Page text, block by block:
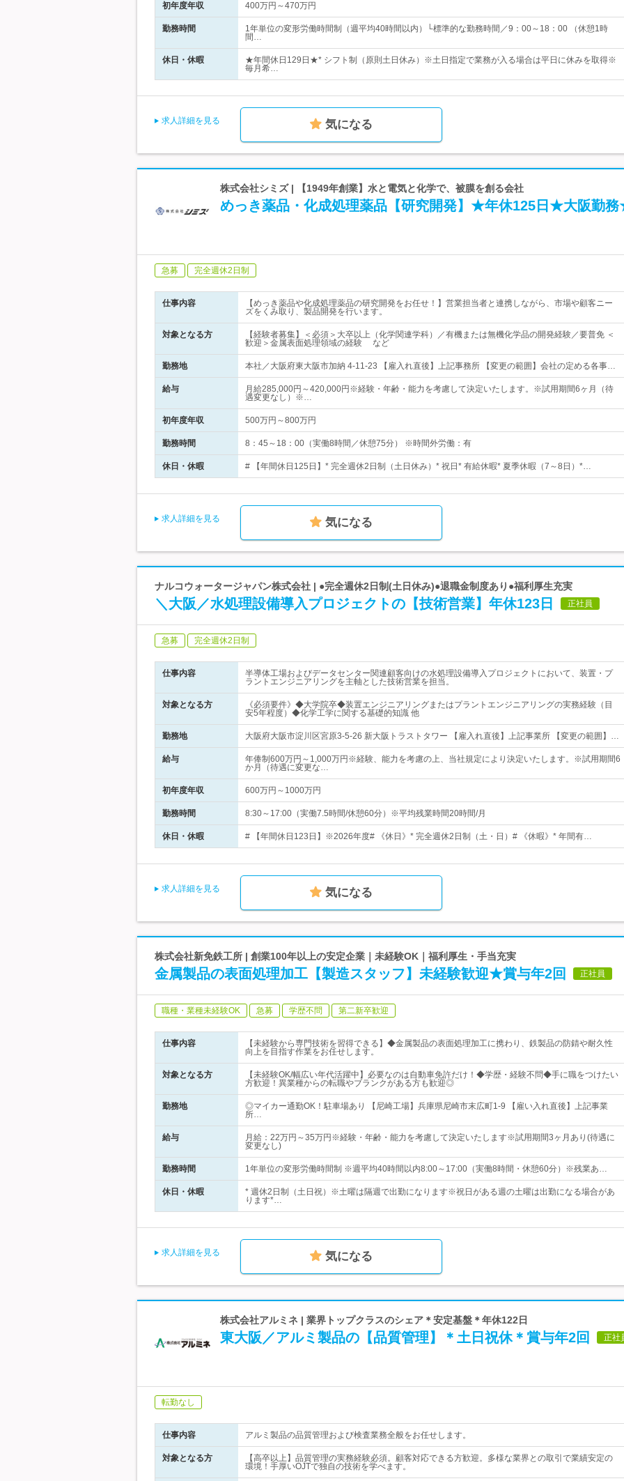
初年度年収 400万円～470万円
勤務時間
1年単位の変形労働時間制（週平均40時間以内）└標準的な勤務時間／9：00～18：00 （休憩1時
間…
休日・休暇
★年間休日129日★* シフト制（原則土日休み）※土日指定で業務が入る場合は平日に休みを取得※
毎月希…
求人詳細を見る 気になる
株式会社シミズ | 【1949年創業】水と電気と化学で、被膜を創る会社
めっき薬品・化成処理薬品【研究開発】★年休125日★大阪勤
急募 完全週休2日制
仕事内容
【めっき薬品や化成処理薬品の研究開発をお任せ！】営業担当者と連携しながら、市場や顧客ニー
ズをくみ取り、製品開発を行います。
対象となる方
【経験者募集】＜必須＞大卒以上（化学関連学科）／有機または無機化学品の開発経験／要普免 ＜
歓迎＞金属表面処理領域の経験 など
勤務地 本社／大阪府東大阪市加納 4-11-23 【雇入れ直後】上記事務所 【変更の範囲】会社の定める各事…
給与
月給285,000円～420,000円※経験・年齢・能力を考慮して決定いたします。※試用期間6ヶ月（待
遇変更なし）※…
初年度年収 500万円～800万円
勤務時間 8：45～18：00（実働8時間／休憩75分） ※時間外労働：有
休日・休暇 # 【年間休日125日】* 完全週休2日制（土日休み）* 祝日* 有給休暇* 夏季休暇（7～8日）*…
求人詳細を見る 気になる
ナルコウォータージャパン株式会社 | ●完全週休2日制(土日休み)●退職金制度あり●福利厚生充実
＼大阪／水処理設備導入プロジェクトの【技術営業】年休123日 正社員
急募 完全週休2日制
仕事内容
半導体工場およびデータセンター関連顧客向けの水処理設備導入プロジェクトにおいて、装置・プ
ラントエンジニアリングを主軸とした技術営業を担当。
対象となる方
《必須要件》◆大学院卒◆装置エンジニアリングまたはプラントエンジニアリングの実務経験（目
安5年程度）◆化学工学に関する基礎的知識 他
勤務地 大阪府大阪市淀川区宮原3-5-26 新大阪トラストタワー 【雇入れ直後】上記事業所 【変更の範囲】…
給与
年俸制600万円～1,000万円※経験、能力を考慮の上、当社規定により決定いたします。※試用期間6
か月（待遇に変更な…
初年度年収 600万円～1000万円
勤務時間 8:30～17:00（実働7.5時間/休憩60分）※平均残業時間20時間/月
休日・休暇 # 【年間休日123日】※2026年度# 《休日》* 完全週休2日制（土・日）# 《休暇》* 年間有…
求人詳細を見る 気になる
株式会社新免鉄工所 | 創業100年以上の安定企業｜未経験OK｜福利厚生・手当充実
金属製品の表面処理加工【製造スタッフ】未経験歓迎★賞与年2回 正社員
職種・業種未経験OK 急募 学歴不問 第二新卒歓迎
仕事内容
【未経験から専門技術を習得できる】◆金属製品の表面処理加工に携わり、鉄製品の防錆や耐久性
向上を目指す作業をお任せします。
対象となる方
【未経験OK/幅広い年代活躍中】必要なのは自動車免許だけ！◆学歴・経験不問◆手に職をつけたい
方歓迎！異業種からの転職やブランクがある方も歓迎◎
勤務地
◎マイカー通勤OK！駐車場あり 【尼崎工場】兵庫県尼崎市末広町1-9 【雇い入れ直後】上記事業
所…
給与
月給：22万円～35万円※経験・年齢・能力を考慮して決定いたします※試用期間3ヶ月あり(待遇に
変更なし)
勤務時間 1年単位の変形労働時間制 ※週平均40時間以内8:00～17:00（実働8時間・休憩60分）※残業あ…
休日・休暇
* 週休2日制（土日祝）※土曜は隔週で出勤になります※祝日がある週の土曜は出勤になる場合があ
ります*…
求人詳細を見る 気になる
株式会社アルミネ | 業界トップクラスのシェア＊安定基盤＊年休122日
東大阪／アルミ製品の【品質管理】＊土日祝休＊賞与年2回 正社
転勤なし
仕事内容 アルミ製品の品質管理および検査業務全般をお任せします。
対象となる方
【高卒以上】品質管理の実務経験必須。顧客対応できる方歓迎。多様な業界との取引で業績安定の
環境！手厚いOJTで独自の技術を学べます。